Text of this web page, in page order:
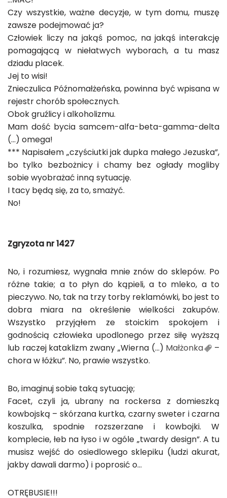
Czy wszystkie, ważne decyzje, w tym domu, muszę
zawsze podejmować ja?
Człowiek liczy na jakąś pomoc, na jakąś interakcję
pomagającą w niełatwych wyborach, a tu masz
dziadu placek.
Jej to wisi!
Znieczulica Późnomałżeńska, powinna być wpisana w
rejestr chorób społecznych.
Obok gruźlicy i alkoholizmu.
Mam dość bycia samcem-alfa-beta-gamma-delta
(…) omega!
*** Napisałem „czyściutki jak dupka małego Jezuska”,
bo tylko bezbożnicy i chamy bez ogłady mogliby
sobie wyobrażać inną sytuację.
I tacy będą się, za to, smażyć.
No!
Zgryzota nr 1427
No, i rozumiesz, wygnała mnie znów do sklepów. Po
różne takie; a to płyn do kąpieli, a to mleko, a to
pieczywo. No, tak na trzy torby reklamówki, bo jest to
dobra miara na określenie wielkości zakupów.
Wszystko przyjąłem ze stoickim spokojem i
godnością człowieka upodlonego przez siłę wyższą
lub raczej kataklizm zwany „Wierna (…) Małżonka
–
chora w łóżku”. No, prawie wszystko.
Bo, imaginuj sobie taką sytuację;
Facet, czyli ja, ubrany na rockersa z domieszką
kowbojską – skórzana kurtka, czarny sweter i czarna
koszulka, spodnie rozszerzane i kowbojki. W
komplecie, łeb na łyso i w ogóle „twardy design”. A tu
musisz wejść do osiedlowego sklepiku (ludzi akurat,
jakby dawali darmo) i poprosić o…
OTRĘBUSIE!!!